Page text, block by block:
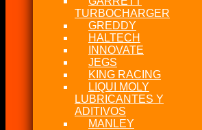
TURBOCHARGER
GREDDY
HALTECH
INNOVATE
JEGS
KING RACING
LIQUI MOLY
LUBRICANTES Y
ADITIVOS
MANLEY